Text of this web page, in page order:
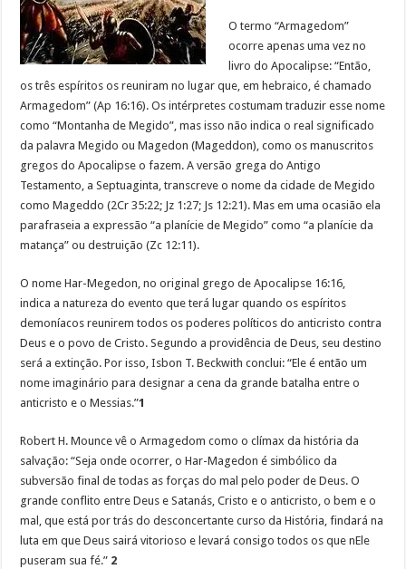
O termo “Armagedom”
ocorre apenas uma vez no
livro do Apocalipse: “Então,
os três espíritos os reuniram no lugar que, em hebraico, é chamado
Armagedom” (Ap 16:16). Os intérpretes costumam traduzir esse nome
como “Montanha de Megido”, mas isso não indica o real significado
da palavra Megido ou Magedon (Mageddon), como os manuscritos
gregos do Apocalipse o fazem. A versão grega do Antigo
Testamento, a Septuaginta, transcreve o nome da cidade de Megido
como Mageddo (2Cr 35:22; Jz 1:27; Js 12:21). Mas em uma ocasião ela
parafraseia a expressão “a planície de Megido” como “a planície da
matança” ou destruição (Zc 12:11).
O nome Har-Megedon, no original grego de Apocalipse 16:16,
indica a natureza do evento que terá lugar quando os espíritos
demoníacos reunirem todos os poderes políticos do anticristo contra
Deus e o povo de Cristo. Segundo a providência de Deus, seu destino
será a extinção. Por isso, Isbon T. Beckwith conclui: “Ele é então um
nome imaginário para designar a cena da grande batalha entre o
anticristo e o Messias.”1
Robert H. Mounce vê o Armagedom como o clímax da história da
salvação: “Seja onde ocorrer, o Har-Magedon é simbólico da
subversão final de todas as forças do mal pelo poder de Deus. O
grande conflito entre Deus e Satanás, Cristo e o anticristo, o bem e o
mal, que está por trás do desconcertante curso da História, findará na
luta em que Deus sairá vitorioso e levará consigo todos os que nEle
puseram sua fé.” 2